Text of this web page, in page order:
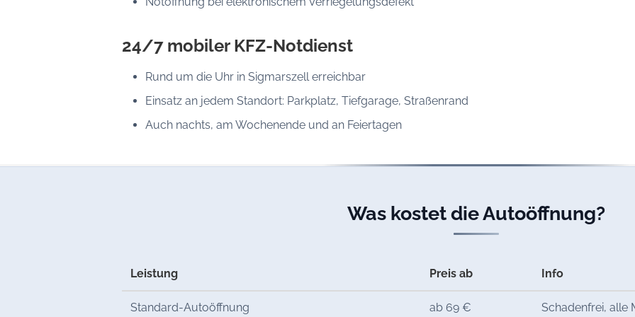
24/7 mobiler KFZ-Notdienst
Rund um die Uhr in Sigmarszell erreichbar
Einsatz an jedem Standort: Parkplatz, Tiefgarage, Straßenrand
Auch nachts, am Wochenende und an Feiertagen
Was kostet die Autoöffnung?
Leistung Preis ab Info
Standard-Autoöffnung ab 69 € Schadenfrei, alle